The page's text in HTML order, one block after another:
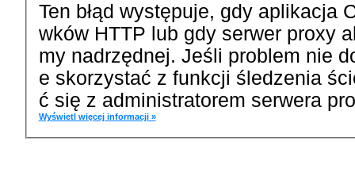
Ten błąd występuje, gdy aplikacja
wków HTTP lub gdy serwer proxy
my nadrzędnej. Jeśli problem nie
e skorzystać z funkcji śledzenia
ć się z administratorem serwera
Wyświetl więcej informacji »